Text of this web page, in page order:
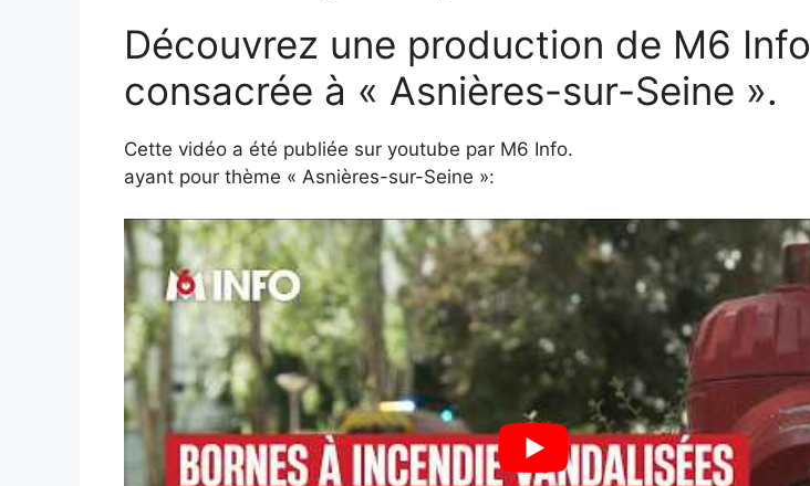
Découvrez une production de M6 Info
consacrée à « Asnières-sur-Seine ».
Cette vidéo a été publiée sur youtube par M6 Info.
ayant pour thème « Asnières-sur-Seine »: